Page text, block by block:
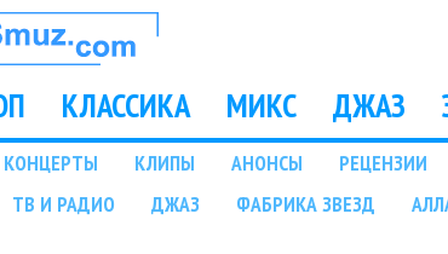
КЛАССИКА МИКС ДЖАЗ
КОНЦЕРТЫ КЛИПЫ АНОНСЫ РЕЦЕНЗИИ
ТВ И РАДИО ДЖАЗ ФАБРИКА ЗВЕЗД